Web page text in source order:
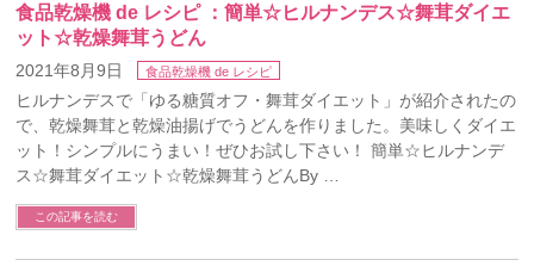
食品乾燥機 de レシピ ：簡単☆ヒルナンデス☆舞茸ダイエ
ット☆乾燥舞茸うどん
2021年8月9日 食品乾燥機 de レシピ
ヒルナンデスで「ゆる糖質オフ・舞茸ダイエット」が紹介されたの
で、乾燥舞茸と乾燥油揚げでうどんを作りました。美味しくダイエ
ット！シンプルにうまい！ぜひお試し下さい！ 簡単☆ヒルナンデ
ス☆舞茸ダイエット☆乾燥舞茸うどんBy …
この記事を読む